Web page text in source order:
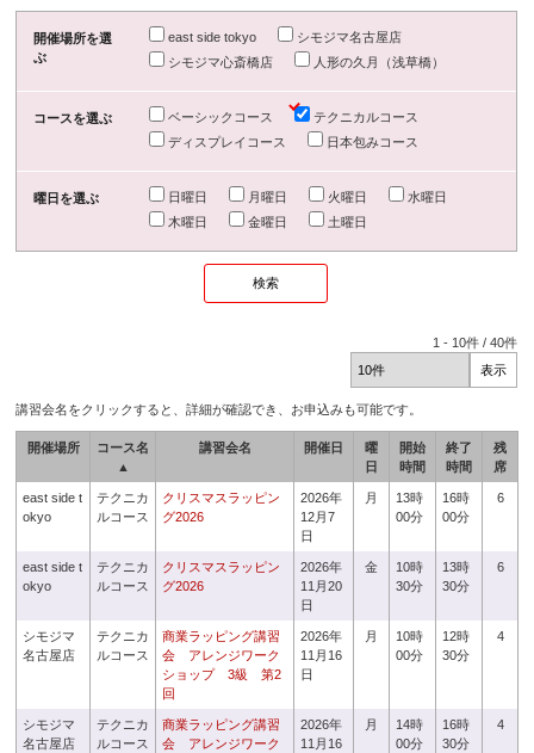
開催場所を選
ぶ
east side tokyo
シモジマ名古屋店
シモジマ心斎橋店
人形の久月（浅草橋）
コースを選ぶ ベーシックコース
テクニカルコース
ディスプレイコース
日本包みコース
曜日を選ぶ 日曜日 月曜日 火曜日
水曜日
木曜日
金曜日 土曜日
1 - 10件 /40件
講習会名をクリックすると、詳細が確認でき、お申込みも可能です。
開催場所
コース名
▲
講習会名 開催日
曜
日
開始
時間
終了
時間
残
席
east side t
okyo
テクニカ
ルコース
クリスマスラッピン
グ2026
2026年
12月7
日
月
13時
00分
16時
00分
6
east side t
okyo
テクニカ
ルコース
クリスマスラッピン
グ2026
2026年
11月20
日
金
10時
30分
13時
30分
6
シモジマ
名古屋店
テクニカ
ルコース
商業ラッピング講習
会 アレンジワーク
ショップ 3級 第2
回
2026年
11月16
日
月
10時
00分
12時
30分
4
シモジマ
名古屋店
テクニカ
ルコース
商業ラッピング講習
会 アレンジワーク
2026年
11月16
月
14時
00分
16時
30分
4